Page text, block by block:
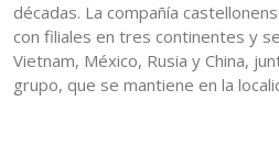
décadas. La compañía
con filiales en tres continentes y
Vietnam, México, Rusia y China,
grupo, que se mantiene en la